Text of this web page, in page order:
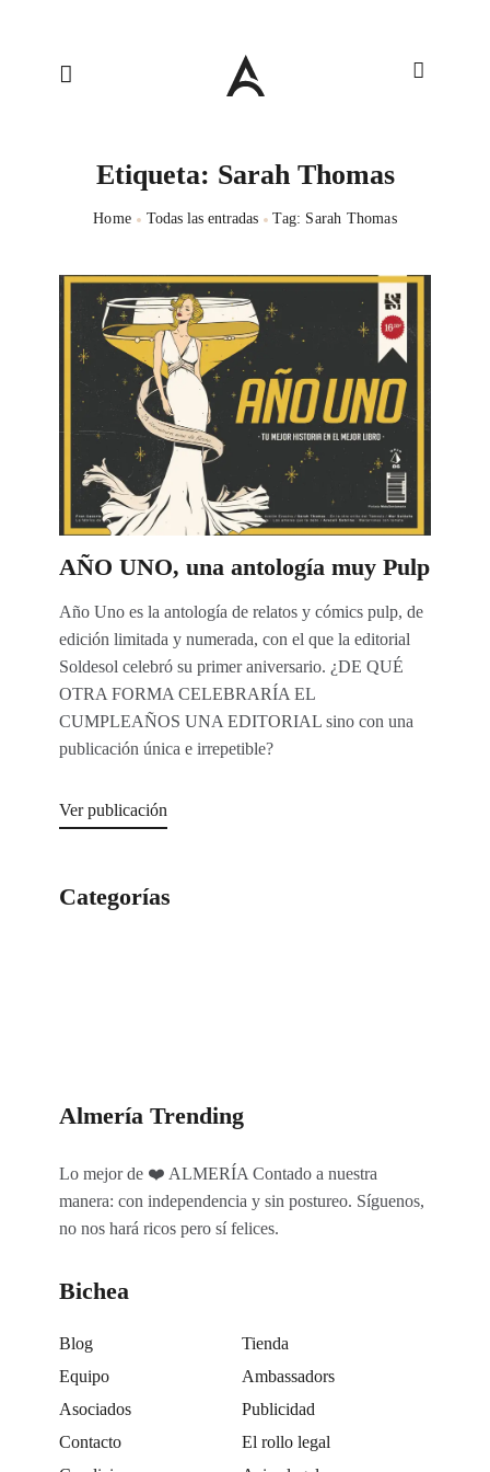
Etiqueta: Sarah Thomas
Home Todas las entradas Tag: Sarah Thomas
AÑO UNO, una antología muy Pulp
Año Uno es la antología de relatos y cómics pulp, de
edición limitada y numerada, con el que la editorial
Soldesol celebró su primer aniversario. ¿DE QUÉ
OTRA FORMA CELEBRARÍA EL
CUMPLEAÑOS UNA EDITORIAL sino con una
publicación única e irrepetible?
Ver publicación
Categorías
Almería Trending
Lo mejor de ❤️ ALMERÍA Contado a nuestra
manera: con independencia y sin postureo. Síguenos,
no nos hará ricos pero sí felices.
Bichea
Blog
Tienda
Equipo
Ambassadors
Asociados
Publicidad
Contacto
El rollo legal